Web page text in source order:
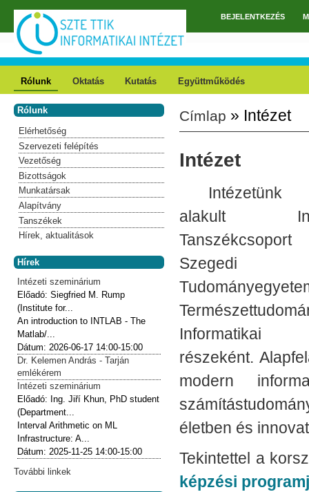
Ugrás a tartalomra
FőmenüBEJELENTKEZÉS
Rólunk Oktatás Kutatás Együttműködés
Jelenlegi hely
Címlap » Intézet
Intézet
Intézetünk
alakult
Szegedi
Informatikai
részeként.
modern
életben és
Tekintettel a
képzési
Rólunk
Elérhetőség
Szervezeti felépítés
Vezetőség
Bizottságok
Munkatársak
Alapítvány
Tanszékek
Hírek, aktualitások
Hírek
Intézeti szeminárium
Előadó:Siegfried M. Rump
(Institute for...
An introduction to INTLAB - The
Matlab/...
Dátum: 2026-06-17 14:00-15:00
Dr. Kelemen András - Tarján
emlékérem
Intézeti szeminárium
Előadó: Ing. Jiří Khun, PhD student
(Department...
Interval Arithmetic on ML
Infrastructure: A...
Dátum: 2025-11-25 14:00-15:00
További linkek